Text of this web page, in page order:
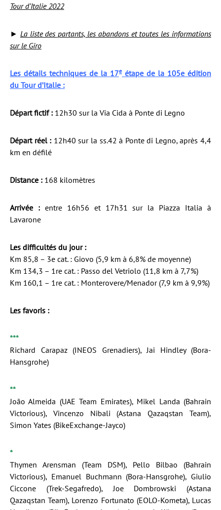
Tour d’Italie 2022
► La liste des partants, les abandons et toutes les informations
sur le Giro
Les détails techniques de la 17e étape de la 105e édition
du Tour d’Italie :
Départ fictif : 12h30 sur la Via Cida à Ponte di Legno
Départ réel : 12h40 sur la ss.42 à Ponte di Legno, après 4,4
km en défilé
Distance : 168 kilomètres
Arrivée :entre 16h56 et 17h31 sur la Piazza Italia à
Lavarone
Les difficultés du jour :
Km 85,8 – 3e cat. : Giovo (5,9 km à 6,8% de moyenne)
Km 134,3 – 1re cat. : Passo del Vetriolo (11,8 km à 7,7%)
Km 160,1 – 1re cat. : Monterovere/Menador (7,9 km à 9,9%)
Les favoris :
***
Richard Carapaz (INEOS Grenadiers), Jai Hindley (Bora-
Hansgrohe)
**
João Almeida (UAE Team Emirates), Mikel Landa (Bahrain
Victorious), Vincenzo Nibali (Astana Qazaqstan Team),
Simon Yates (BikeExchange-Jayco)
*
Thymen Arensman (Team DSM), Pello Bilbao (Bahrain
Victorious), Emanuel Buchmann (Bora-Hansgrohe), Giulio
Ciccone (Trek-Segafredo), Joe Dombrowski (Astana
Qazaqstan Team), Lorenzo Fortunato (EOLO-Kometa), Lucas